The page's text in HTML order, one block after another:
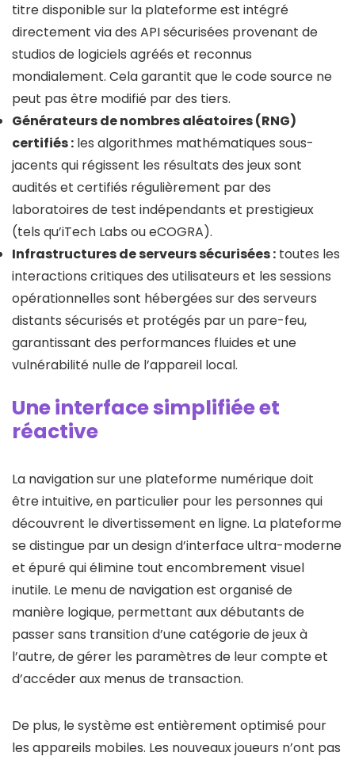
titre disponible sur la plateforme est intégré
directement via des API sécurisées provenant de
studios de logiciels agréés et reconnus
mondialement. Cela garantit que le code source ne
peut pas être modifié par des tiers.
Générateurs de nombres aléatoires (RNG)
certifiés : les algorithmes mathématiques sous-
jacents qui régissent les résultats des jeux sont
audités et certifiés régulièrement par des
laboratoires de test indépendants et prestigieux
(tels qu’iTech Labs ou eCOGRA).
Infrastructures de serveurs sécurisées : toutes les
interactions critiques des utilisateurs et les sessions
opérationnelles sont hébergées sur des serveurs
distants sécurisés et protégés par un pare-feu,
garantissant des performances fluides et une
vulnérabilité nulle de l’appareil local.
Une interface simplifiée et
réactive
La navigation sur une plateforme numérique doit
être intuitive, en particulier pour les personnes qui
découvrent le divertissement en ligne. La plateforme
se distingue par un design d’interface ultra-moderne
et épuré qui élimine tout encombrement visuel
inutile. Le menu de navigation est organisé de
manière logique, permettant aux débutants de
passer sans transition d’une catégorie de jeux à
l’autre, de gérer les paramètres de leur compte et
d’accéder aux menus de transaction.
De plus, le système est entièrement optimisé pour
les appareils mobiles. Les nouveaux joueurs n’ont pas